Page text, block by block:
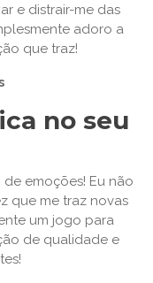
e distrair-me das
adoro a
que traz!
no seu
emoções! Eu não
que me traz novas
um jogo para
de qualidade e